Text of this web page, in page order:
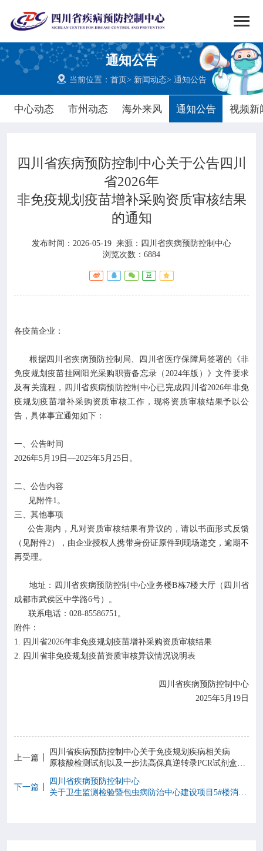

通知公告
 当前位置：首页> 新闻动态>通知公告
中心动态 市州动态 海外来风 通知公告 视频新

网站首页
中心概况 
新闻动态 
工作重点 
学术期刊
在线互动
政务公开
四川省疾病预防控制中心关于公告四川
省2026年
非免疫规划疫苗增补采购资质审核结果
的通知
发布时间：2026-05-19 来源： 四川省疾病预防控制中心
浏览次数：6884
各疫苗企业：
根据四川省疾病预防控制局、四川省医疗保障局签署的《非
免疫规划疫苗挂网阳光采购职责备忘录（2024年版）》文件要求
及有关流程，四川省疾病预防控制中心已完成四川省2026年非免
疫规划疫苗增补采购资质审核工作，现将资质审核结果予以公
告，具体事宜通知如下：
一、公告时间
2026年5月19日—2025年5月25日。
二、公告内容
见附件1。
三、其他事项
公告期内，凡对资质审核结果有异议的，请以书面形式反馈
（见附件2），由企业授权人携带身份证原件到现场递交，逾期不
再受理。
地址：四川省疾病预防控制中心业务楼B栋7楼大厅（四川省
成都市武侯区中学路6号）。
联系电话：028-85586751。
附件：
1. 四川省2026年非免疫规划疫苗增补采购资质审核结果
2. 四川省非免疫规划疫苗资质审核异议情况说明表
四川省疾病预防控制中心
2025年5月19日
上一篇
四川省疾病预防控制中心关于免疫规划疾病相关病
原核酸检测试剂以及一步法高保真逆转录PCR试剂盒采购的比选公告
下一篇
四川省疾病预防控制中心
关于卫生监测检验暨包虫病防治中心建设项目5#楼消防设施改造的比选公告